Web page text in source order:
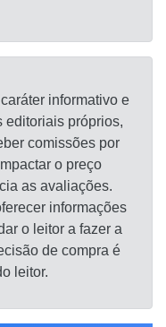
informativo e
editoriais próprios,
comissões por
o preço
as avaliações.
informações
o leitor a fazer a
de compra é
leitor.